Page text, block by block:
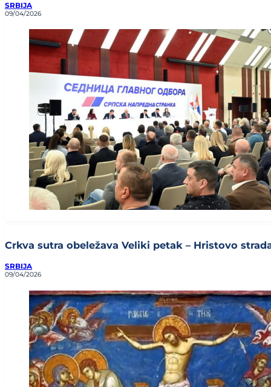
SRBIJA
09/04/2026
Crkva sutra obeležava Veliki petak – Hristovo
SRBIJA
09/04/2026